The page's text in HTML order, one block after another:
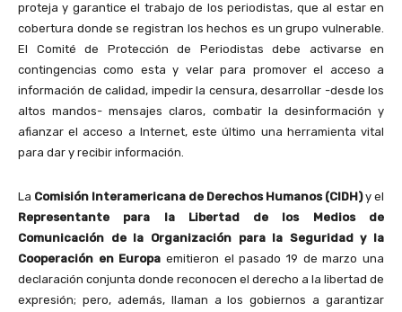
proteja y garantice el trabajo de los periodistas, que al estar en
cobertura donde se registran los hechos es un grupo vulnerable.
El Comité de Protección de Periodistas debe activarse en
contingencias como esta y velar para promover el acceso a
información de calidad, impedir la censura, desarrollar -desde los
altos mandos- mensajes claros, combatir la desinformación y
afianzar el acceso a Internet, este último una herramienta vital
para dar y recibir información.
La Comisión Interamericana de Derechos Humanos (CIDH)y el
Representante para la Libertad de los Medios de
Comunicación de la Organización para la Seguridad y la
Cooperación en Europa emitieron el pasado 19 de marzo una
declaración conjunta donde reconocen el derecho a la libertad de
expresión; pero, además, llaman a los gobiernos a garantizar